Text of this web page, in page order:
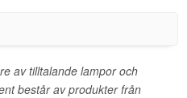
av tilltalande lampor och
består av produkter från